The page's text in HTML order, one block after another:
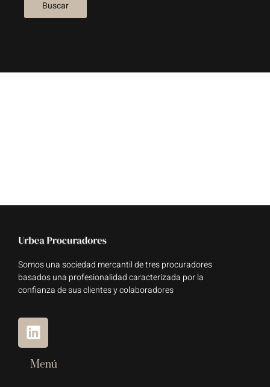
Somos una sociedad mercantil de tres procuradores
basados una profesionalidad caracterizada por la
confianza de sus clientes y colaboradores
Menú